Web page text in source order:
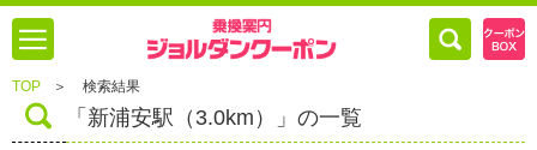
TOP ＞ 検索結果
「新浦安駅（3.0km）」の一覧